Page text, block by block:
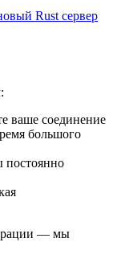
Rust сервер
ваше соединение
большого
— мы